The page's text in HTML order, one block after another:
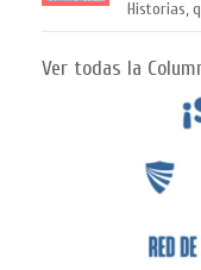
Historias,
Ver todas la